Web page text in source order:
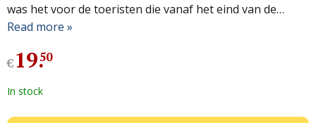
was het voor de toeristen die vanaf het eind van de…
Read more »
€19.
50
In stock